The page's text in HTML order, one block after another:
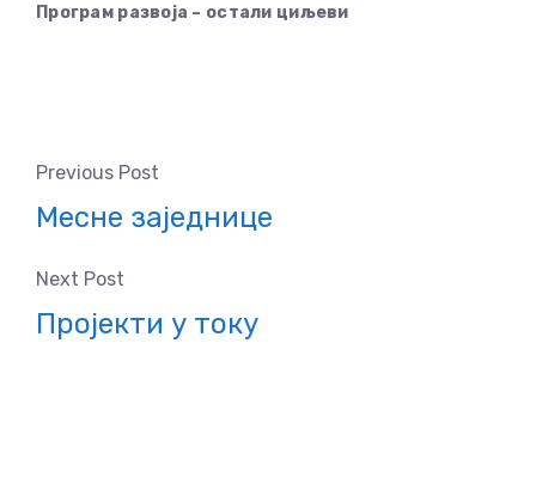
Програм развоја – остали циљеви
Previous Post
Месне заједнице
Next Post
Пројекти у току